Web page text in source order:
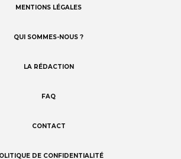
MENTIONS LÉGALES
QUI SOMMES-NOUS ?
LA RÉDACTION
FAQ
CONTACT
DE CONFIDENTIALITÉ